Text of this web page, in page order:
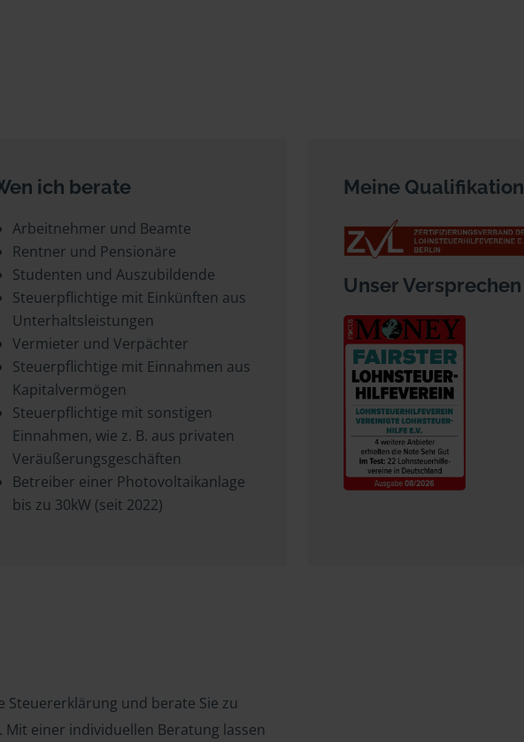
ich berate
Arbeitnehmer und Beamte
Rentner und Pensionäre
Studenten und Auszubildende
Steuerpflichtige mit Einkünften aus
Unterhaltsleistungen
Vermieter und Verpächter
Steuerpflichtige mit Einnahmen aus
Kapitalvermögen
Steuerpflichtige mit sonstigen
Einnahmen, wie z. B. aus privaten
Veräußerungsgeschäften
Betreiber einer Photovoltaikanlage
bis zu 30kW (seit 2022)
Meine Qualifikation
Unser Versprechen
und berate Sie zu
Mit einer individuellen Beratung lassen